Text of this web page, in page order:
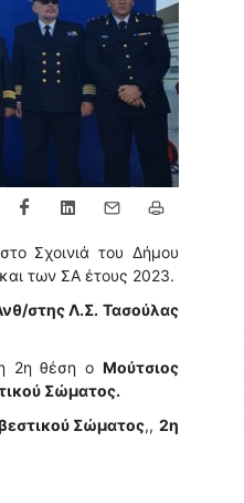
Σχοινιά του Δήμου
των ΣΑ έτους 2023.
στης Λ.Σ. Τασούλας
2η θέση ο Μούτσιος
Σώματος.
Σώματος,, 2η